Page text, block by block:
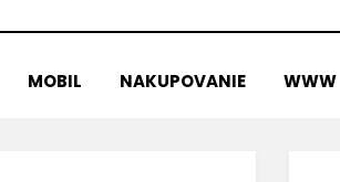
MOBIL NAKUPOVANIE WWW